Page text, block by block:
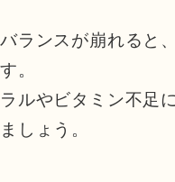
ランスが崩れると
。
ルやビタミン不足
しょう。